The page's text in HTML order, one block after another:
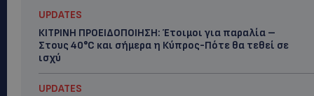
UPDATES
ΚΙΤΡΙΝΗ ΠΡΟΕΙΔΟΠΟΙΗΣΗ: Έτοιμοι για παραλία –
Στους 40°C και σήμερα η Κύπρος-Πότε θα τεθεί σε
ισχύ
UPDATES